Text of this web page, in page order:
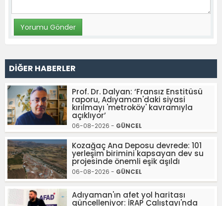
DİĞER HABERLER
Prof. Dr. Dalyan: ‘Fransız Enstitüsü
raporu, Adıyaman'daki siyasi
kırılmayı 'metroköy' kavramıyla
açıklıyor’
06-08-2026 - GÜNCEL
Kozağaç Ana Deposu devrede: 101
yerleşim birimini kapsayan dev su
projesinde önemli eşik aşıldı
06-08-2026 - GÜNCEL
Adıyaman'ın afet yol haritası
güncelleniyor: İRAP Çalıştayı'nda